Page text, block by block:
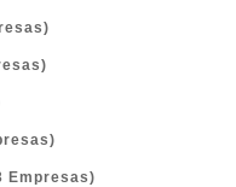
Empresas)